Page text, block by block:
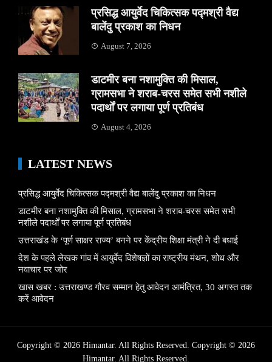
प्रसिद्ध आयुर्वेद चिकित्सक पद्मश्री वैद्य
बालेंदु प्रकाश का निधन
August 7, 2026
डाटमीर बना नशामुक्ति की मिसाल,
ग्रामसभा ने शराब-चरस समेत सभी नशीले
पदार्थों पर लगाया पूर्ण प्रतिबंध
August 4, 2026
LATEST NEWS
प्रसिद्ध आयुर्वेद चिकित्सक पद्मश्री वैद्य बालेंदु प्रकाश का निधन
डाटमीर बना नशामुक्ति की मिसाल, ग्रामसभा ने शराब-चरस समेत सभी
नशीले पदार्थों पर लगाया पूर्ण प्रतिबंध
उत्तराखंड के ‘पूर्ण साक्षर राज्य’ बनने पर केंद्रीय शिक्षा मंत्री ने दी बधाई
देश के पहले लेखक गांव में आयुर्वेद विशेषज्ञों का राष्ट्रीय मंथन, शोध और
नवाचार पर जोर
खास खबर : उत्तराखण्ड गौरव सम्मान हेतु आवेदन आमंत्रित, 30 अगस्त तक
करें आवेदन
Copyright © 2026 Himantar. All Rights Reserved. Copyright © 2026
Himantar. All Rights Reserved.